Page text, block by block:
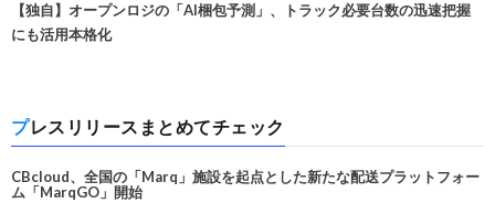
【独自】オープンロジの「AI梱包予測」、トラック必要台数の迅速把握
にも活用本格化
プレスリリースまとめてチェック
CBcloud、全国の「Marq」施設を起点とした新たな配送プラットフォー
ム「MarqGO」開始